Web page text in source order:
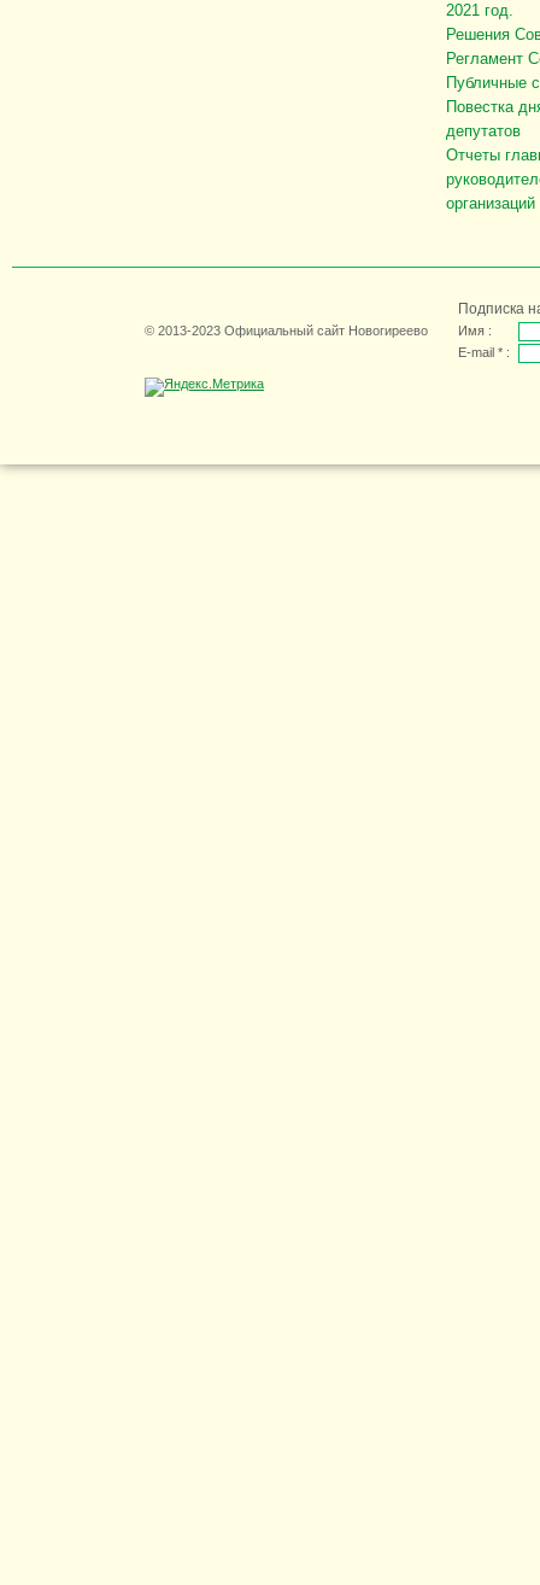
2021 год.
Решения
Регламент
Публичные
Повестка
депутатов
Отчеты
организаций
© 2013-2023 Официальный сайт Новогиреево
Подписка
Имя :
E-mail * :